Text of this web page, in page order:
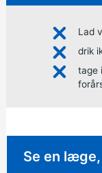
Lad
drik
tage
Ikke-
Se en